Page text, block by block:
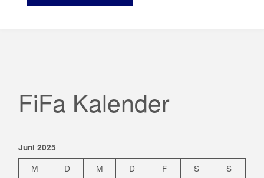
FiFa Kalender
Juni 2025
M D M D F S
S